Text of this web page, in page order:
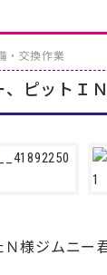
・交換作業
、ピットＩ
様ジムニー